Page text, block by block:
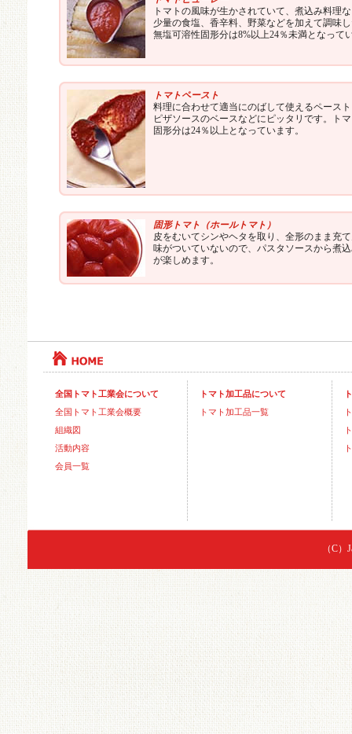
トマトの風味が生かされていて、煮込み料理
少量の食塩、香辛料、野菜などを加えて調味
無塩可溶性固形分は8%以上24％未満となって
トマトペースト
料理に合わせて適当にのばして使えるペース
ピザソースのベースなどにピッタリです。ト
固形分は24％以上となっています。
固形トマト（ホールトマト）
皮をむいてシンやヘタを取り、全形のまま充
味がついていないので、パスタソースから煮
が楽しめます。
全国トマト工業会について
全国トマト工業会概要
組織図
活動内容
会員一覧
トマト加工品について
トマト加工品一覧
（C）